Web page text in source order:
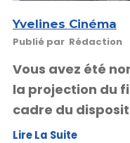
Yvelines Cinéma
Publié par Rédaction
Vous avez été
la projection du
cadre du
Lire La Suite